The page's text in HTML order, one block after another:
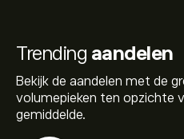
Trending aandelen
Bekijk de aandelen met de
volumepieken ten opzichte
gemiddelde.